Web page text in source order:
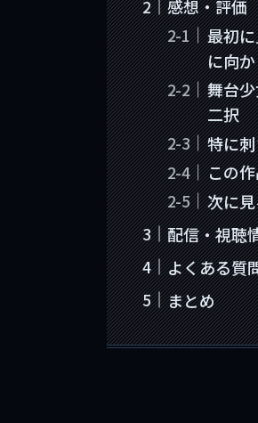
感想・評価
最初
に向
舞台
二択
特に
この
次に
配信・視聴
よくある質
まとめ